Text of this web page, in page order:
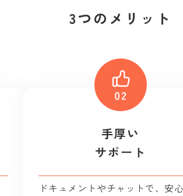
3つのメリット
手厚い
サポート
ドキュメントやチャットで、安心